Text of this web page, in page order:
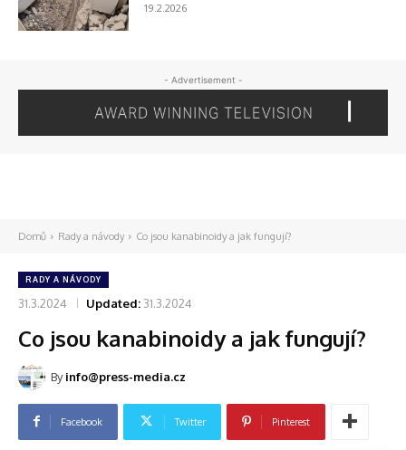
19.2.2026
- Advertisement -